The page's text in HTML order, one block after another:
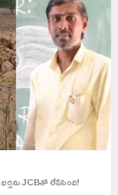
JCBతో లేపేసింది!